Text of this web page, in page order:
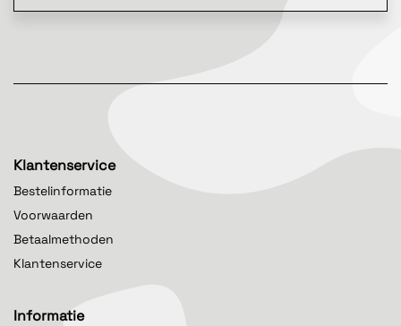
Klantenservice
Bestelinformatie
Voorwaarden
Betaalmethoden
Klantenservice
Informatie